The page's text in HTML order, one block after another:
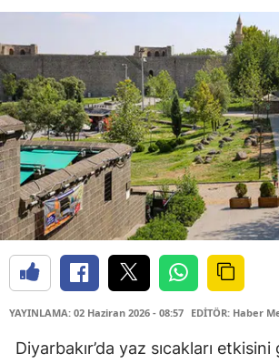
YAYINLAMA: 02 Haziran 2026 - 08:57 EDİTÖR: Haber
Diyarbakır’da yaz sıcakları